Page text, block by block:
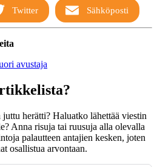
Twitter Sähköposti
avustaja
herätti? Haluatko lähettää viestin
Anna risuja tai ruusuja alla olevalla
palautteen antajien kesken, joten
osallistua arvontaan.